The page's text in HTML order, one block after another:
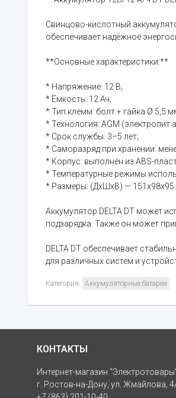
Свинцово-кислотный
обеспечивает надёжное
**Основные характеристики:**
* Напряжение: 12 В;
* Ёмкость: 12 Ач;
* Тип клемм: болт + гайка Ø 5,5
* Технология: AGM
* Срок службы: 3–5 лет;
* Саморазряд при хранении:
* Корпус: выполнен из ABS-
* Температурные режимы
* Размеры: (ДхШхВ) — 151x98x95
Аккумулятор DELTA DT может
подзарядка. Также он может
DELTA DT обеспечивает
для различных систем и
Категория: Аккумуляторные батареи
КОНТАКТЫ
Интернет-магазин
г. Ростов-на-Дону, ул. Жмайлова,